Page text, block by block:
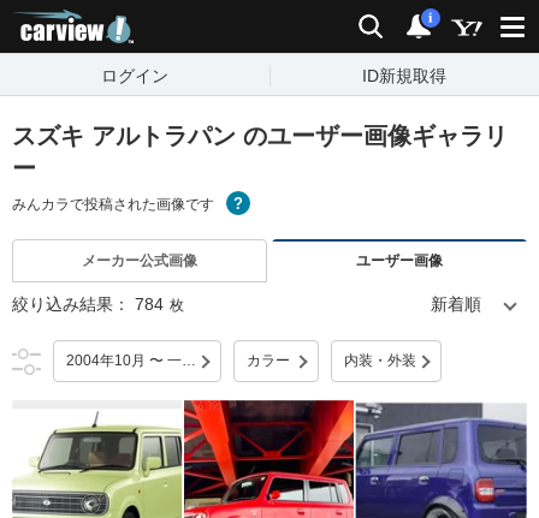
検索 通知
i
ログイン ID新規取得
スズキ アルトラパン のユーザー画像ギャラリ
ー
みんカラで投稿された画像です
メーカー公式画像 ユーザー画像
絞り込み結果： 784 枚
2004年10月 〜 一部改良 カラー 内装・外装